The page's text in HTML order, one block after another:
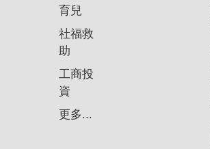
育兒
社福救
助
工商投
資
更多...